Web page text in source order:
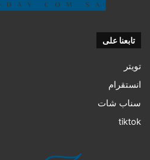
تابعنا على
تويتر
انستقرام
سناب شات
tiktok